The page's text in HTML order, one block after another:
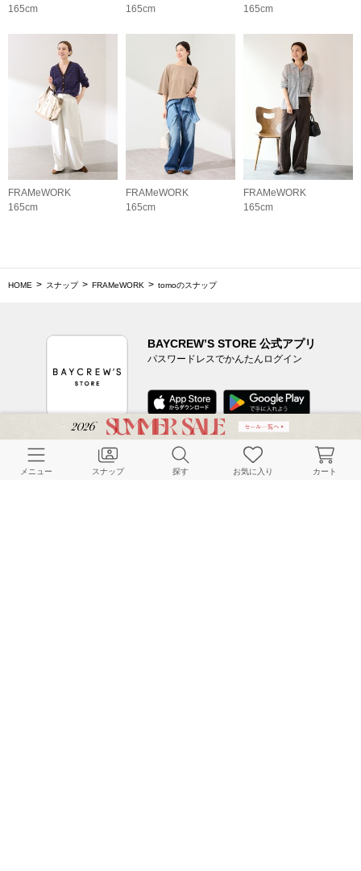
165cm
165cm
165cm
FRAMeWORK
165cm
FRAMeWORK
165cm
FRAMeWORK
165cm
HOME スナップ FRAMeWORK tomoのスナップ
BAYCREW’S STORE 公式アプリ
パスワードレスでかんたんログイン
CUSTOMER SERVICE
メニュー スナップ 探す お気に入り カート